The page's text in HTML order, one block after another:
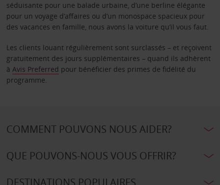
séduisante pour une balade urbaine, d’une berline élégante
pour un voyage d’affaires ou d’un monospace spacieux pour
des vacances en famille, nous avons la voiture qu’il vous faut.
Les clients louant régulièrement sont surclassés – et reçoivent
gratuitement des jours supplémentaires – quand ils adhèrent
à Avis Preferred pour bénéficier des primes de fidélité du
programme.
COMMENT POUVONS NOUS AIDER?
QUE POUVONS-NOUS VOUS OFFRIR?
DESTINATIONS POPULAIRES